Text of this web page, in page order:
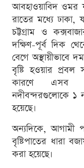
আবহাওয়াবিদ ওমর
রাতের মধ্যে ঢাকা,
চট্টগ্রাম ও
দক্ষিণ-পূর্ব দিক
বেগে অস্থায়ীভাবে
বৃষ্টি হওয়ার প্রবল
কারণে এসব
নদীবন্দরগুলোকে ১
হয়েছে।
অন্যদিকে, আগামী
বৃষ্টিপাতের ধারা
করা হয়েছে।